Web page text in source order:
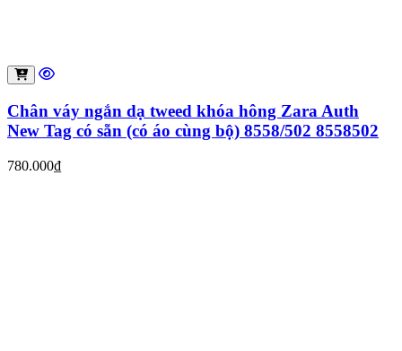
Chân váy ngắn dạ tweed khóa hông Zara Auth
New Tag có sẵn (có áo cùng bộ) 8558/502 8558502
780.000₫